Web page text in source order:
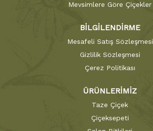
Mevsimlere Göre Çiçekler
BİLGİLENDİRME
Mesafeli Satış Sözleşmesi
Gizlilik Sözleşmesi
Çerez Politikası
ÜRÜNLERİMİZ
Taze Çiçek
Çiçeksepeti